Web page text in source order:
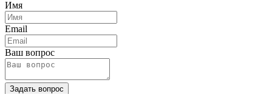
Имя
Email
Ваш вопрос
Задать вопрос